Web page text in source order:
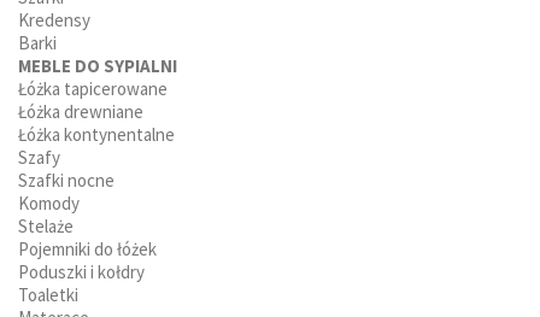
Kredensy
Barki
MEBLE DO SYPIALNI
Łóżka tapicerowane
Łóżka drewniane
Łóżka kontynentalne
Szafy
Szafki nocne
Komody
Stelaże
Pojemniki do łóżek
Poduszki i kołdry
Toaletki